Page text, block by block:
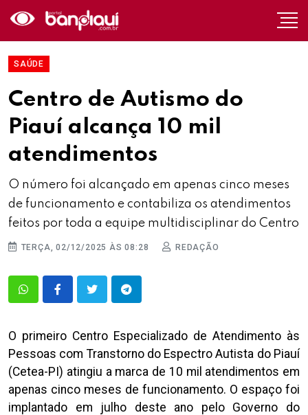
SAÚDE
Centro de Autismo do
Piauí alcança 10 mil
atendimentos
O número foi alcançado em apenas cinco meses
de funcionamento e contabiliza os atendimentos
feitos por toda a equipe multidisciplinar do Centro
TERÇA, 02/12/2025 ÀS 08:28 REDAÇÃO
O primeiro Centro Especializado de Atendimento às
Pessoas com Transtorno do Espectro Autista do Piauí
(Cetea-PI) atingiu a marca de 10 mil atendimentos em
apenas cinco meses de funcionamento. O espaço foi
implantado em julho deste ano pelo Governo do